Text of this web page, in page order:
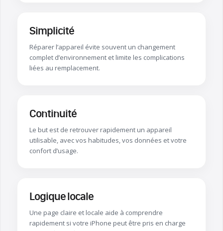
Simplicité
Réparer l’appareil évite souvent un changement
complet d’environnement et limite les complications
liées au remplacement.
Continuité
Le but est de retrouver rapidement un appareil
utilisable, avec vos habitudes, vos données et votre
confort d’usage.
Logique locale
Une page claire et locale aide à comprendre
rapidement si votre iPhone peut être pris en charge